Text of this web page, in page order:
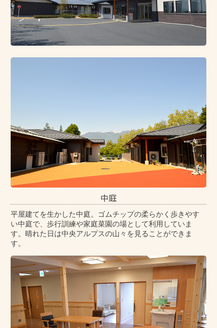
中庭
平屋建てを生かした中庭。ゴムチップの柔らかく歩きやす
い中庭で、歩行訓練や家庭菜園の場として利用していま
す。晴れた日は中央アルプスの山々を見ることができま
す。